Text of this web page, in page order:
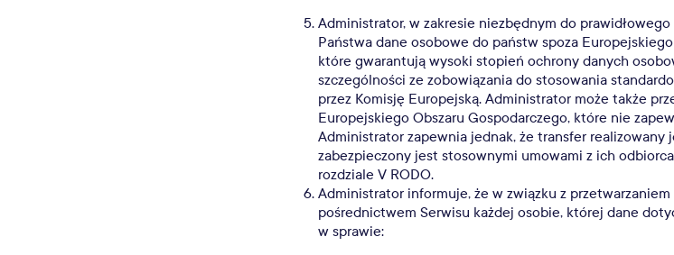
Administrator, w zakresie niezbędnym do
Państwa dane osobowe do państw spoza
które gwarantują wysoki stopień ochrony danych
szczególności ze zobowiązania do stosowania
przez Komisję Europejską. Administrator może także
Europejskiego Obszaru Gospodarczego, które nie
Administrator zapewnia jednak, że transfer
zabezpieczony jest stosownymi umowami z ich
rozdziale V RODO.
Administrator informuje, że w związku z
pośrednictwem Serwisu każdej osobie, której dane
w sprawie: